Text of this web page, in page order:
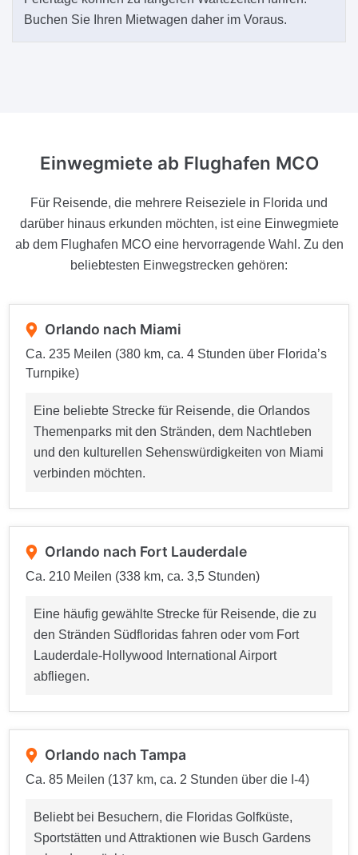
Buchen Sie Ihren Mietwagen daher im Voraus.
Einwegmiete ab Flughafen MCO
Für Reisende, die mehrere Reiseziele in Florida und
darüber hinaus erkunden möchten, ist eine Einwegmiete
ab dem Flughafen MCO eine hervorragende Wahl. Zu den
beliebtesten Einwegstrecken gehören:
Orlando nach Miami
Ca. 235 Meilen (380 km, ca. 4 Stunden über Florida’s
Turnpike)
Eine beliebte Strecke für Reisende, die Orlandos
Themenparks mit den Stränden, dem Nachtleben
und den kulturellen Sehenswürdigkeiten von Miami
verbinden möchten.
Orlando nach Fort Lauderdale
Ca. 210 Meilen (338 km, ca. 3,5 Stunden)
Eine häufig gewählte Strecke für Reisende, die zu
den Stränden Südfloridas fahren oder vom Fort
Lauderdale-Hollywood International Airport
abfliegen.
Orlando nach Tampa
Ca. 85 Meilen (137 km, ca. 2 Stunden über die I-4)
Beliebt bei Besuchern, die Floridas Golfküste,
Sportstätten und Attraktionen wie Busch Gardens